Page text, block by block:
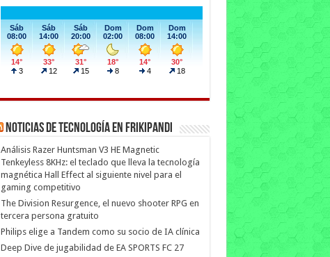
Noticias de Tecnología en Frikipandi
Análisis Razer Huntsman V3 HE Magnetic
Tenkeyless 8KHz: el teclado que lleva la tecnología
magnética Hall Effect al siguiente nivel para el
gaming competitivo
The Division Resurgence, el nuevo shooter RPG en
tercera persona gratuito
Philips elige a Tandem como su socio de IA clínica
Deep Dive de jugabilidad de EA SPORTS FC 27